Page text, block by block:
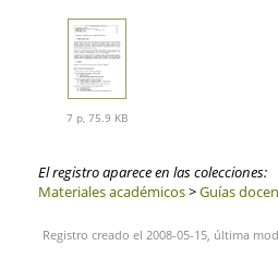
7 p, 75.9 KB
El registro aparece en las colecciones:
Materiales académicos>Guías
Registro creado el 2008-05-15, última